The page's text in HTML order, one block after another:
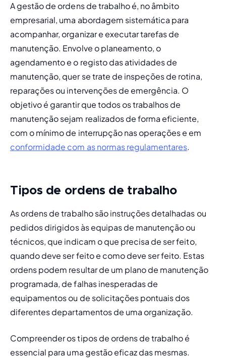
A gestão de ordens de trabalho é, no âmbito
empresarial, uma abordagem sistemática para
acompanhar, organizar e executar tarefas de
manutenção. Envolve o planeamento, o
agendamento e o registo das atividades de
manutenção, quer se trate de inspeções de rotina,
reparações ou intervenções de emergência. O
objetivo é garantir que todos os trabalhos de
manutenção sejam realizados de forma eficiente,
conformidade com as normas regulamentares.
Tipos de ordens de trabalho
As ordens de trabalho são instruções detalhadas ou
pedidos dirigidos às equipas de manutenção ou
técnicos, que indicam o que precisa de ser feito,
quando deve ser feito e como deve ser feito. Estas
ordens podem resultar de um plano de manutenção
programada, de falhas inesperadas de
equipamentos ou de solicitações pontuais dos
diferentes departamentos de uma organização.
Compreender os tipos de ordens de trabalho é
essencial para uma gestão eficaz das mesmas.